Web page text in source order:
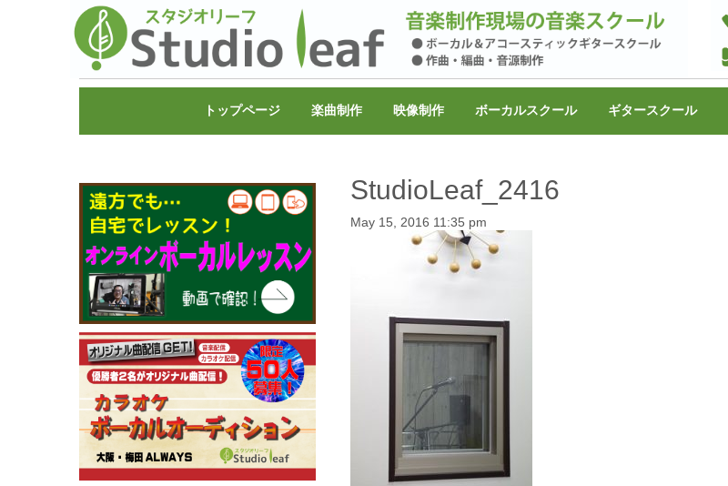
トップページ 楽曲制作 映像制作 ボーカルスクール ギタースクール
StudioLeaf_2416
May 15, 2016 11:35 pm